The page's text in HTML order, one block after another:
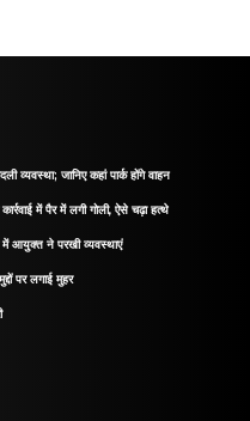
व्यवस्था; जानिए कहां पार्क होंगे वाहन
में पैर में लगी गोली, ऐसे चढ़ा हत्थे
में आयुक्त ने परखी व्यवस्थाएं
पर लगाई मुहर